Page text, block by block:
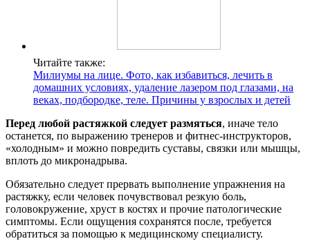
Читайте также:
Милиумы на лице. Фото, как избавиться, лечить в
домашних условиях, удаление лазером под глазами, на
веках, подбородке, теле. Причины у взрослых и детей
Перед любой растяжкой следует размяться, иначе тело
останется, по выражению тренеров и фитнес-инструкторов,
«холодным» и можно повредить суставы, связки или мышцы,
вплоть до микронадрыва.
Обязательно следует прервать выполнение упражнения на
растяжку, если человек почувствовал резкую боль,
головокружение, хруст в костях и прочие патологические
симптомы. Если ощущения сохранятся после, требуется
обратиться за помощью к медицинскому специалисту.